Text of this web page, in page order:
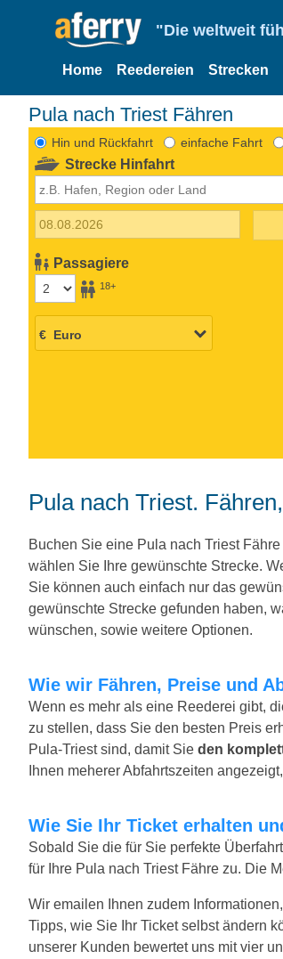
"Die weltweit
Home Reedereien Strecken
Pula nach Triest Fähren
Hin und Rückfahrt einfache Fahrt
Strecke Hinfahrt
Passagiere
18+
Pula nach Triest.
Buchen Sie eine Pula nach Triest
wählen Sie Ihre gewünschte Strecke.
Sie können auch einfach nur das
gewünschte Strecke gefunden haben,
wünschen, sowie weitere Optionen.
Wie wir Fähren, Preise und
Wenn es mehr als eine Reederei gibt,
zu stellen, dass Sie den besten Preis
Pula-Triest sind, damit Sie den
Ihnen meherer Abfahrtszeiten
Wie Sie Ihr Ticket erhalten
Sobald Sie die für Sie perfekte
für Ihre Pula nach Triest Fähre zu. Die
Wir emailen Ihnen zudem
Tipps, wie Sie Ihr Ticket selbst ändern
unserer Kunden bewertet uns mit vier